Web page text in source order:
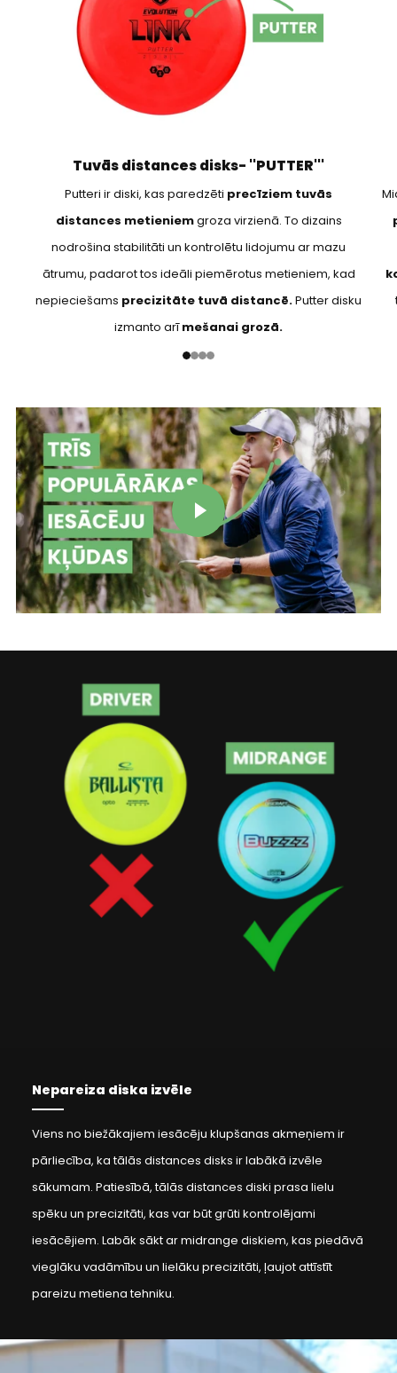
Tuvās distances disks- ''PUTTER'''
Putteri ir diski, kas paredzēti precīziem tuvās
distances metieniemgroza virzienā. To dizains
nodrošina stabilitāti un kontrolētu lidojumu ar mazu
ātrumu, padarot tos ideāli piemērotus metieniem, kad
nepieciešams precizitāte tuvā distancē.Putter disku
izmanto arīmešanai grozā.
Atskaņot video
Nepareiza diska izvēle
Viens no biežākajiem iesācēju klupšanas akmeņiem ir
pārliecība, ka tālās distances disks ir labākā izvēle
sākumam. Patiesībā, tālās distances diski prasa lielu
spēku un precizitāti, kas var būt grūti kontrolējami
iesācējiem. Labāk sākt ar midrange diskiem, kas piedāvā
vieglāku vadāmību un lielāku precizitāti, ļaujot attīstīt
pareizu metiena tehniku.